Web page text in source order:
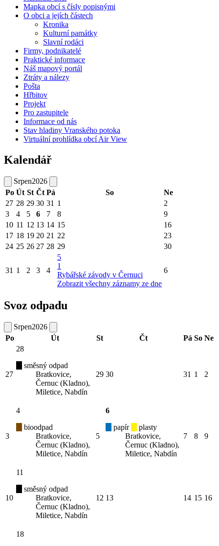
Mapka obcí s čísly popisnými
O obci a jejích částech
Kronika
Kulturní památky
Slavní rodáci
Firmy, podnikatelé
Praktické informace
Náš mapový portál
Ztráty a nálezy
Pošta
Hřbitov
Projekt
Pro zastupitele
Informace od nás
Stav hladiny Vranského potoka
Virtuální prohlídka obcí Air View
Kalendář
Srpen2026
Po Út St Čt Pá So
Ne
27 28 29 30 31 1
2
3
4 5 6 7 8
9
10 11 12 13 14 15
16
17 18 19 20 21 22
23
24 25 26 27 28 29 30
31 1 2 3 4
5
1
Rybářské závody v Černuci
Zobrazit všechny záznamy ze dne
6
Svoz odpadu
Srpen2026
Po
Út St Čt Pá So Ne
27
28
směsný odpad
Bratkovice,
Černuc (Kladno),
Miletice, Nabdín
29 30 31 1 2
3
4
bioodpad
Bratkovice,
Černuc (Kladno),
Miletice, Nabdín
5
6
papír
plasty
Bratkovice,
Černuc (Kladno),
Miletice, Nabdín
7 8 9
10
11
směsný odpad
Bratkovice,
Černuc (Kladno),
Miletice, Nabdín
12 13 14 15 16
18